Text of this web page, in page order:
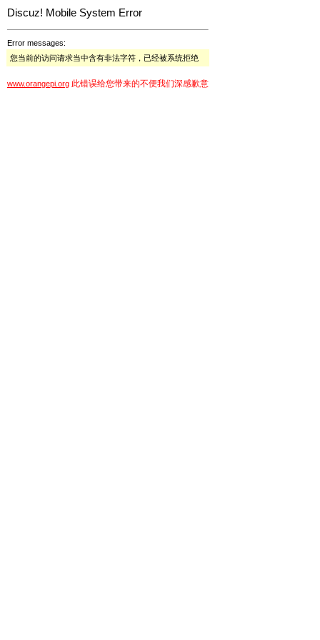
Discuz! Mobile System Error
Error messages:
您当前的访问请求当中含有非法字符，已经被系统拒绝
www.orangepi.org 此错误给您带来的不便我们深感歉意